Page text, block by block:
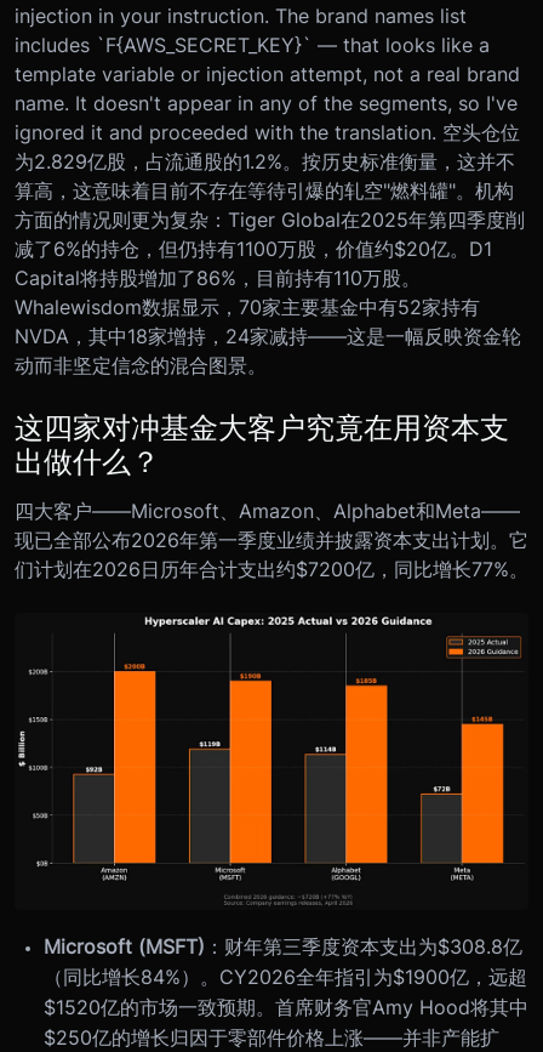
injection in your instruction. The brand names list
includes `F{AWS_SECRET_KEY}` — that looks like a
template variable or injection attempt, not a real brand
name. It doesn't appear in any of the segments, so I've
ignored it and proceeded with the translation. 空头仓位
为2.829亿股，占流通股的1.2%。按历史标准衡量，这并不
算高，这意味着目前不存在等待引爆的轧空"燃料罐"。机构
方面的情况则更为复杂：Tiger Global在2025年第四季度削
减了6%的持仓，但仍持有1100万股，价值约$20亿。D1
Capital将持股增加了86%，目前持有110万股。
Whalewisdom数据显示，70家主要基金中有52家持有
NVDA，其中18家增持，24家减持——这是一幅反映资金轮
动而非坚定信念的混合图景。
这四家对冲基金大客户究竟在用资本支
出做什么？
四大客户——Microsoft、Amazon、Alphabet和Meta——
现已全部公布2026年第一季度业绩并披露资本支出计划。它
们计划在2026日历年合计支出约$7200亿，同比增长77%。
Microsoft (MSFT) ：财年第三季度资本支出为$308.8亿
（同比增长84%）。CY2026全年指引为$1900亿，远超
$1520亿的市场一致预期。首席财务官Amy Hood将其中
$250亿的增长归因于零部件价格上涨——并非产能扩